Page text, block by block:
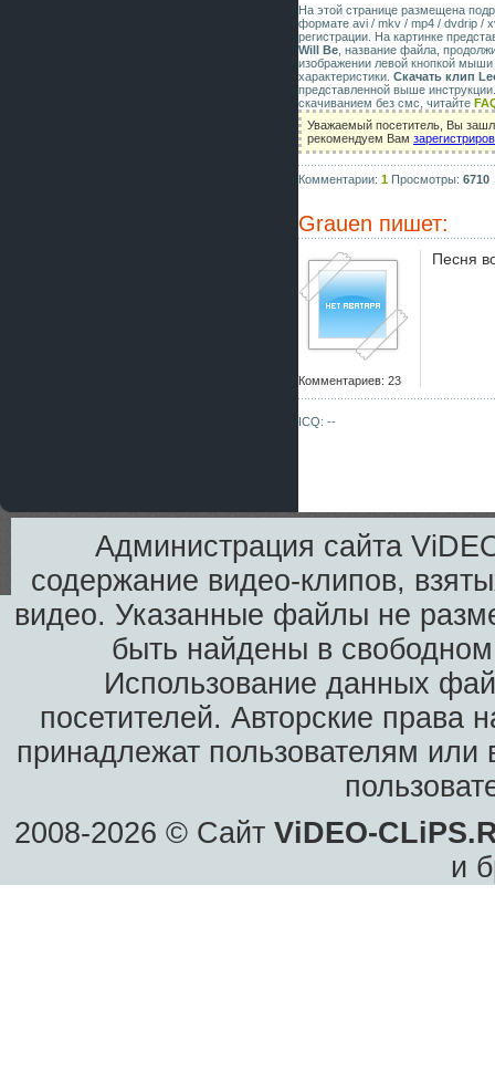
На этой странице размещена
формате avi / mkv / mp4 / dvdrip /
регистрации. На картинке
Will Be , название файла,
изображении левой кнопкой
характеристики. Скачать клип
представленной выше
скачиванием без смс, читайте
Уважаемый посетитель, Вы
рекомендуем Вам
Комментарии: 1 Просмотры: 6710
Grauen пишет:
Комментариев: 23
Песня
ICQ: --
Администрация сайта
содержание видео-клипов,
видео. Указанные файлы не
быть найдены в
Использование данных
посетителей. Авторские права
принадлежат пользователям или
2008-2026 © Сайт ViDEO-
и